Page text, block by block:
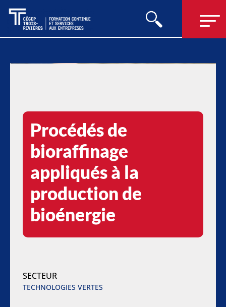
Procédés de
bioraffinage
appliqués à la
production de
bioénergie
SECTEUR
TECHNOLOGIES VERTES